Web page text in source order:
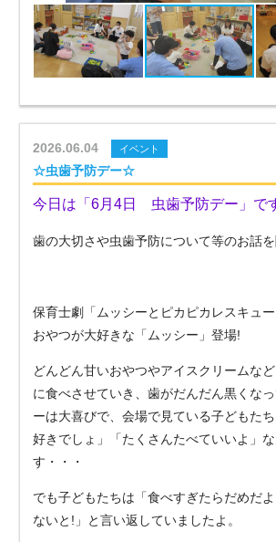
2026.06.04 イベント
☆虫歯予防デー☆
今日は「6月4日 虫歯予防デー」で
歯の大切さや虫歯予防について等のお話を
保育士劇「ムッシーとピカピカレスキュ
おやつが大好きな「ムッシー」登場!
どんどん甘いおやつやアイスクリームな
に食べさせていき、歯がだんだん黒くな
ーは大喜びで、会場で見ている子どもた
好きでしょ」「たくさんたべていいよ」
す・・・
でも子どもたちは「食べすぎたらだめだ
ないと!」と言い返していましたよ。